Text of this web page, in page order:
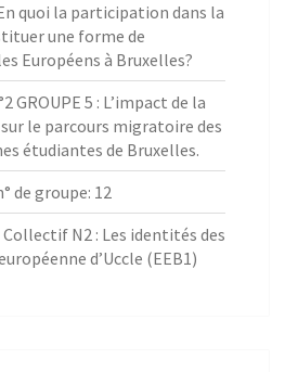
quoi la participation dans la
une forme de
Européens à Bruxelles?
GROUPE 5 : L’impact de la
le parcours migratoire des
étudiantes de Bruxelles.
de groupe: 12
N2 : Les identités des
d’Uccle (EEB1)